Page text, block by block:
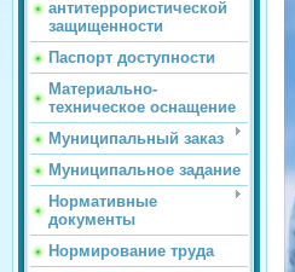
антитеррористической
защищенности
Паспорт доступности
Материально-
техническое оснащение
Муниципальный заказ
Муниципальное задание
Нормативные
документы
Нормирование труда